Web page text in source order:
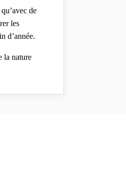
de
les
d’année.
la nature